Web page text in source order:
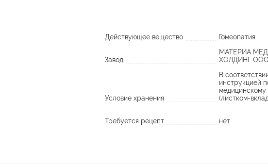
Действующее вещество Гомеопатия
Завод
МАТЕРИА
ХОЛДИНГ
Условие хранения
В
инструкцией
(листком-
Требуется рецепт нет